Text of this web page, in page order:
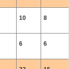
10 8
6 6